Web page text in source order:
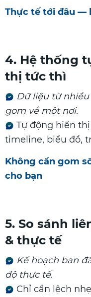
Thực tế tới đâu —
4. Hệ thống
thị tức thì
Dữ liệu từ
gom về một nơi.
Tự động hiển
timeline, biểu đồ,
Không cần gom
cho bạn
5. So sánh
& thực tế
Kế hoạch ban
độ thực tế.
Chỉ cần lệch